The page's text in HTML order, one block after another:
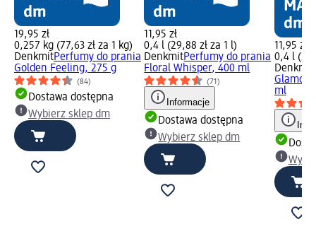
19,95 zł
0,257 kg (77,63 zł za 1 kg)
DenkmitPerfumy do prania
Golden Feeling, 275 g
(84)
Dostawa dostępna
Wybierz sklep dm
11,95 zł
0,4 l (29,88 zł za 1 l)
DenkmitPerfumy do prania
Floral Whisper, 400 ml
(71)
Informacje
Dostawa dostępna
Wybierz sklep dm
11,95 zł
0,4 l
Denkmit
ml